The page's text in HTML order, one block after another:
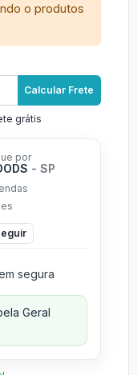
o produtos
Calcular Frete
grátis
por
- SP
segura
Geral